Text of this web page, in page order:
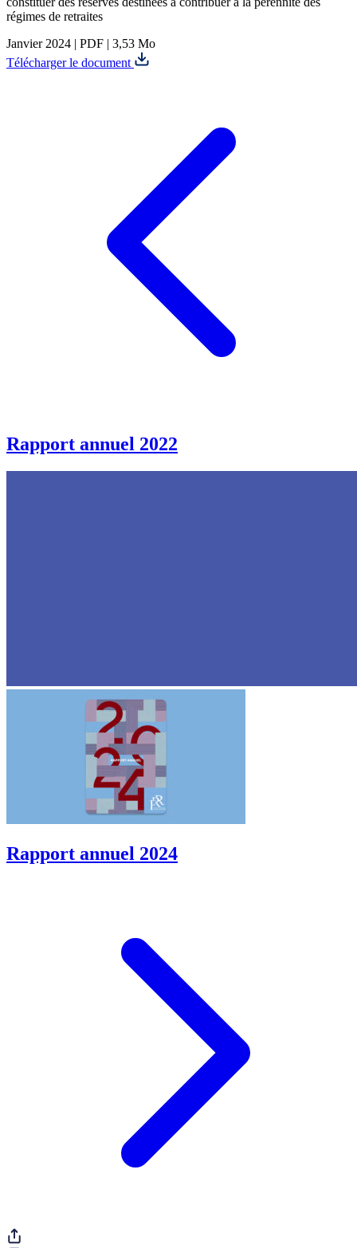
régimes de retraites
Janvier 2024 | PDF | 3,53 Mo
Télécharger le document
Rapport annuel 2022
Rapport annuel 2024